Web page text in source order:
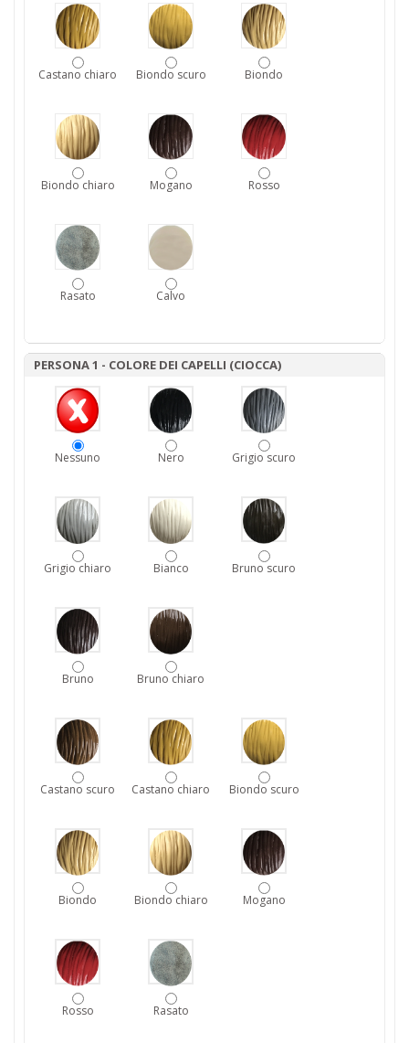
Castano chiaro Biondo scuro Biondo
Biondo chiaro Mogano Rosso
Rasato Calvo
PERSONA 1 - COLORE DEI CAPELLI (CIOCCA)
Nessuno Nero Grigio scuro
Grigio chiaro Bianco Bruno scuro
Bruno Bruno chiaro
Castano scuro Castano chiaro Biondo scuro
Biondo Biondo chiaro Mogano
Rosso Rasato